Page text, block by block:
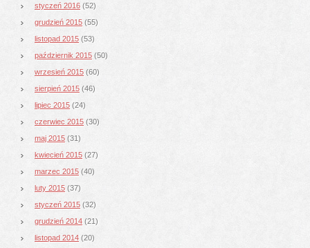
styczeń 2016 (52)
grudzień 2015 (55)
listopad 2015 (53)
październik 2015 (50)
wrzesień 2015 (60)
sierpień 2015 (46)
lipiec 2015 (24)
czerwiec 2015 (30)
maj 2015 (31)
kwiecień 2015 (27)
marzec 2015 (40)
luty 2015 (37)
styczeń 2015 (32)
grudzień 2014 (21)
listopad 2014 (20)